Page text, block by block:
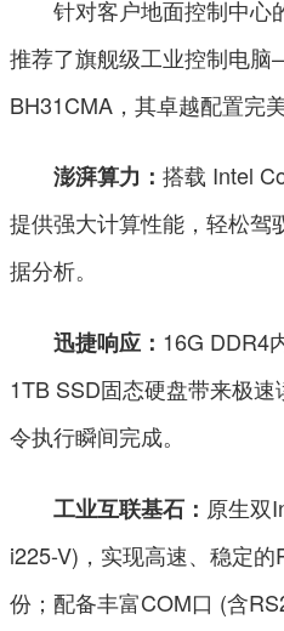
针对客户地面控制中心
推荐了旗舰级工业控制电
BH31CMA，其卓越配置完
澎湃算力：搭载 Intel
提供强大计算性能，轻松驾
据分析。
迅捷响应： 16G DDR4
1TB SSD固态硬盘带来极
令执行瞬间完成。
工业互联基石： 原生双
i225-V)，实现高速、稳定
份；配备丰富COM口 (含